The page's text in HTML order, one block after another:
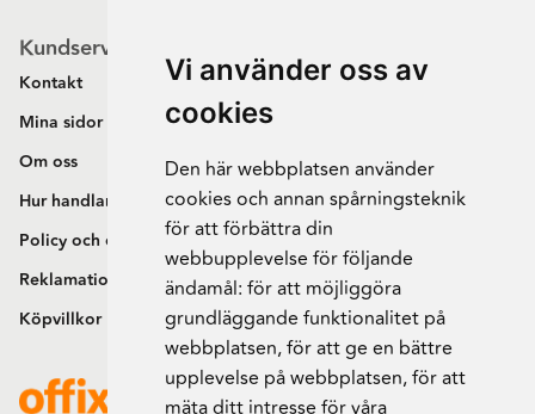
Vi använder oss av
cookies
Den här webbplatsen använder
cookies och annan spårningsteknik
för att förbättra din
webbupplevelse för följande
ändamål: för att möjliggöra
grundläggande funktionalitet på
webbplatsen,för att ge en bättre
upplevelse på webbplatsen,för att
mäta ditt intresse för våra
Kundservice
Kontakt
Mina sidor
Om oss
Hur handlar jag?
Policy och cookies
Reklamation och retur
Köpvillkor